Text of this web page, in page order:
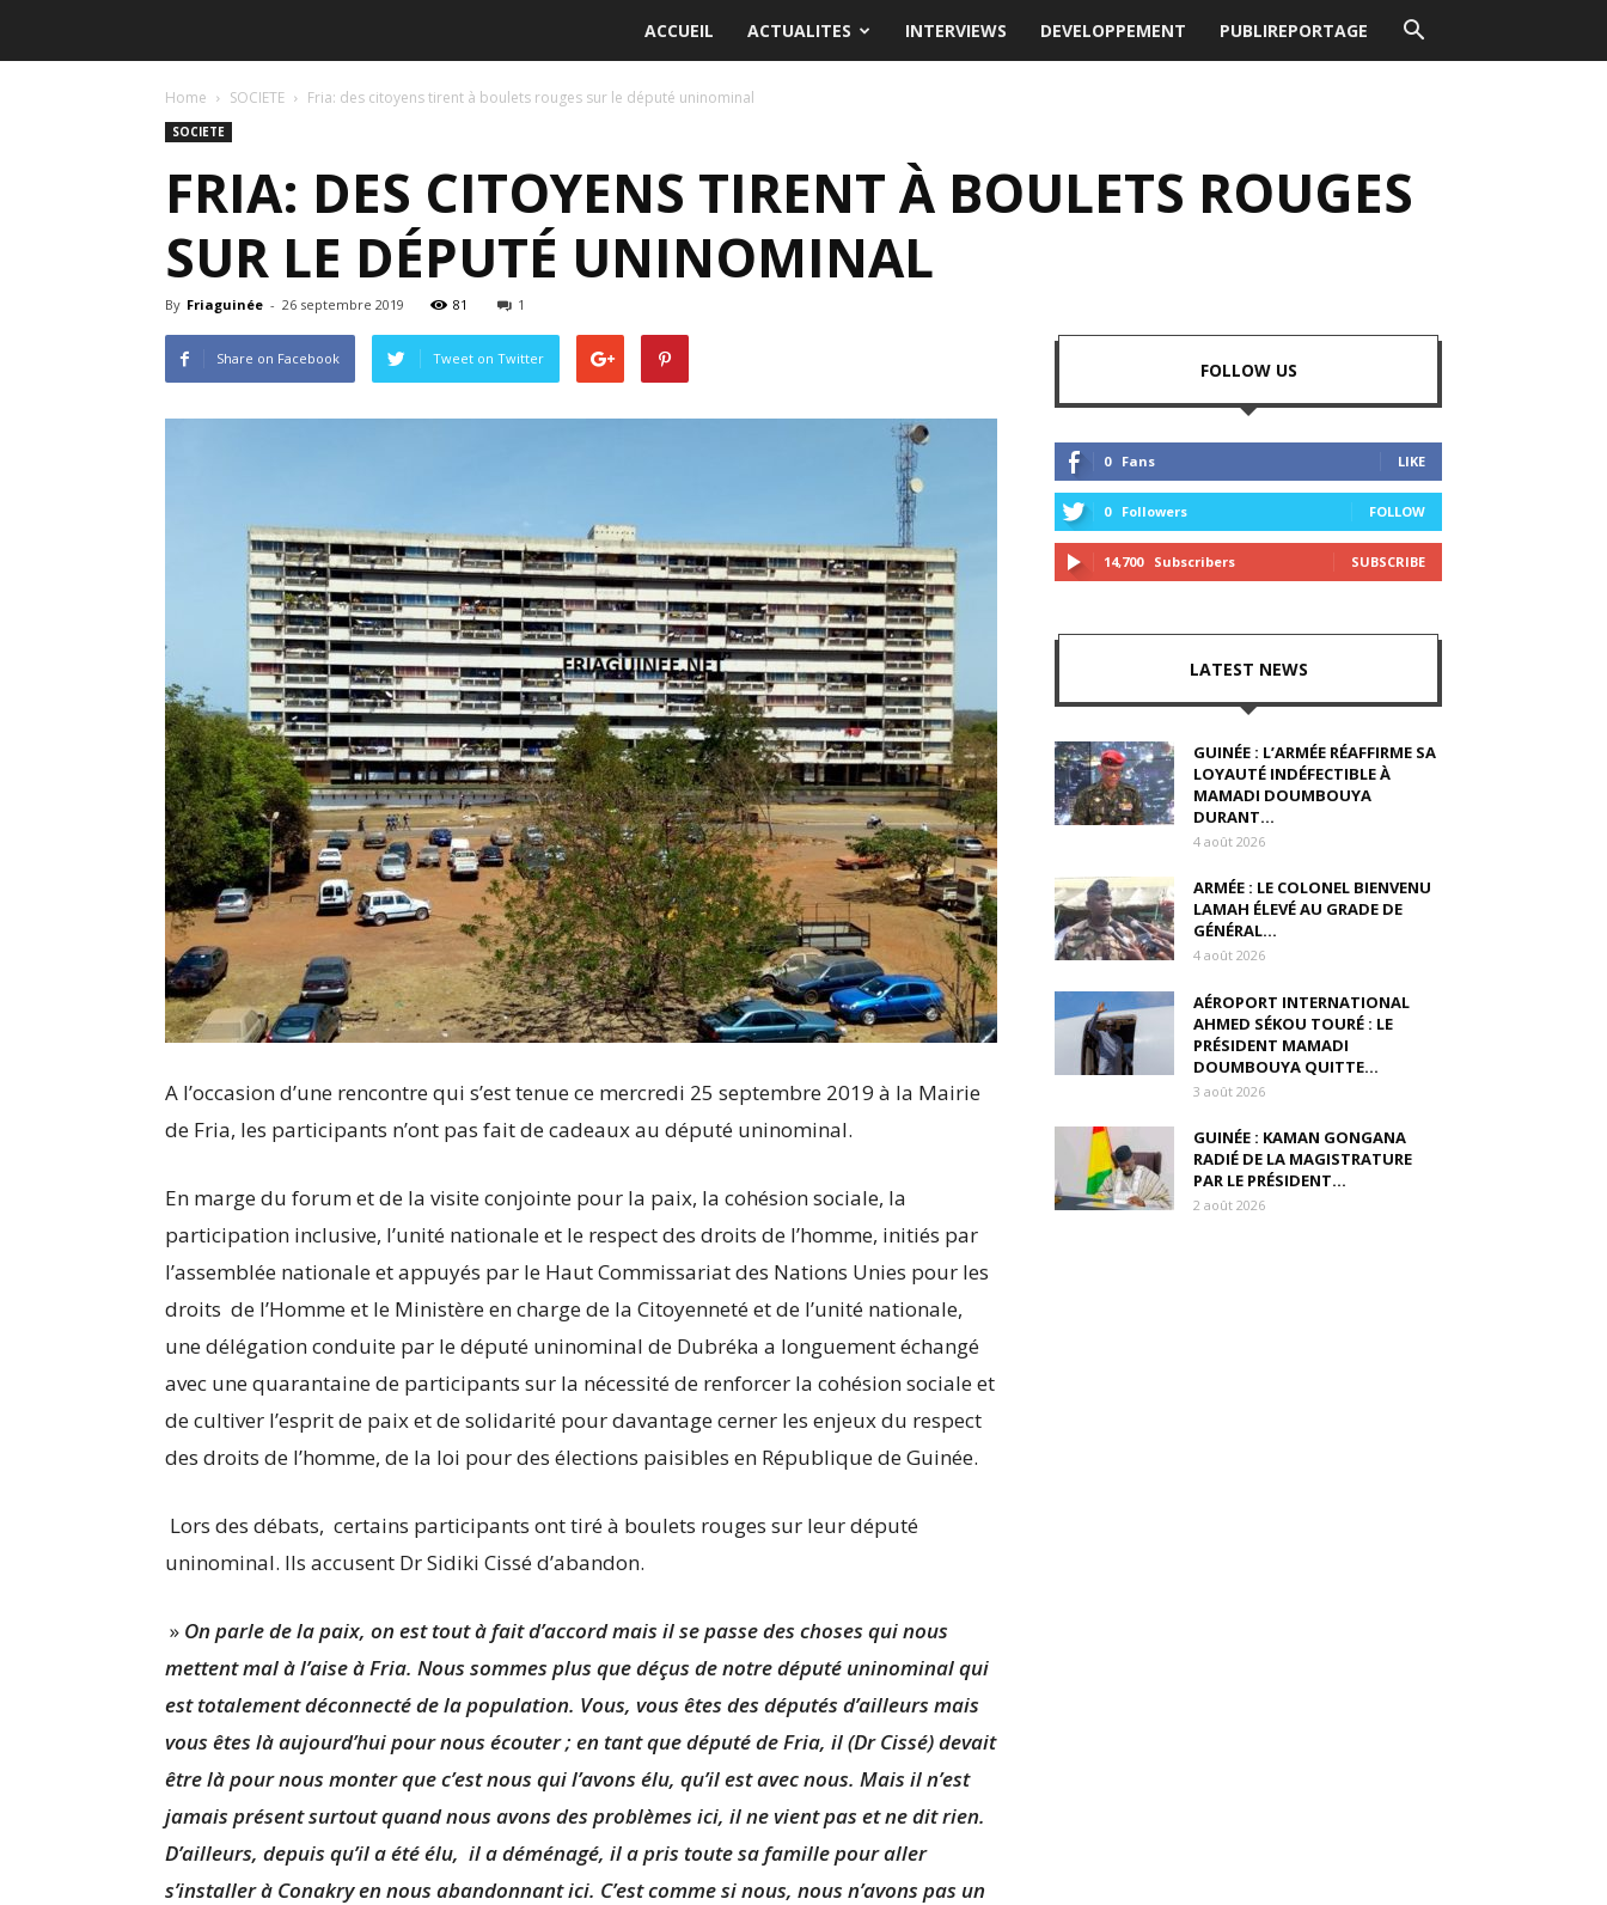
ACCUEIL ACTUALITES INTERVIEWS DEVELOPPEMENT PUBLIREPORTAGE
Home SOCIETE Fria: des citoyens tirent à boulets rouges sur le député uninominal
SOCIETE
FRIA: DES CITOYENS TIRENT À BOULETS ROUGES
SUR LE DÉPUTÉ UNINOMINAL
By Friaguinée - 26 septembre 2019 81 1
Share on Facebook Tweet on Twitter
A l’occasion d’une rencontre qui s’est tenue ce mercredi 25 septembre 2019 à la Mairie
de Fria, les participants n’ont pas fait de cadeaux au député uninominal.
En marge du forum et de la visite conjointe pour la paix, la cohésion sociale, la
participation inclusive, l’unité nationale et le respect des droits de l’homme, initiés par
l’assemblée nationale et appuyés par le Haut Commissariat des Nations Unies pour les
droits de l’Homme et le Ministère en charge de la Citoyenneté et de l’unité nationale,
une délégation conduite par le député uninominal de Dubréka a longuement échangé
avec une quarantaine de participants sur la nécessité de renforcer la cohésion sociale et
de cultiver l’esprit de paix et de solidarité pour davantage cerner les enjeux du respect
des droits de l’homme, de la loi pour des élections paisibles en République de Guinée.
Lors des débats, certains participants ont tiré à boulets rouges sur leur député
uninominal. Ils accusent Dr Sidiki Cissé d’abandon.
» On parle de la paix, on est tout à fait d’accord mais il se passe des choses qui nous
mettent mal à l’aise à Fria. Nous sommes plus que déçus de notre député uninominal qui
est totalement déconnecté de la population. Vous, vous êtes des députés d’ailleurs mais
vous êtes là aujourd’hui pour nous écouter ; en tant que député de Fria, il (Dr Cissé) devait
être là pour nous monter que c’est nous qui l’avons élu, qu’il est avec nous. Mais il n’est
jamais présent surtout quand nous avons des problèmes ici, il ne vient pas et ne dit rien.
D’ailleurs, depuis qu’il a été élu, il a déménagé, il a pris toute sa famille pour aller
s’installer à Conakry en nous abandonnant ici. C’est comme si nous, nous n’avons pas un
FOLLOW US
0 Fans LIKE
0 Followers FOLLOW
14,700 Subscribers SUBSCRIBE
LATEST NEWS
GUINÉE : L’ARMÉE RÉAFFIRME SA
LOYAUTÉ INDÉFECTIBLE À
MAMADI DOUMBOUYA
DURANT...
4 août 2026
ARMÉE : LE COLONEL BIENVENU
LAMAH ÉLEVÉ AU GRADE DE
GÉNÉRAL...
4 août 2026
AÉROPORT INTERNATIONAL
AHMED SÉKOU TOURÉ : LE
PRÉSIDENT MAMADI
DOUMBOUYA QUITTE...
3 août 2026
GUINÉE : KAMAN GONGANA
RADIÉ DE LA MAGISTRATURE
PAR LE PRÉSIDENT...
2 août 2026